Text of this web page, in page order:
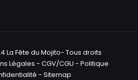
La Fête du Mojito- Tous droits
Légales -CGV/CGU -Politique
- Sitemap